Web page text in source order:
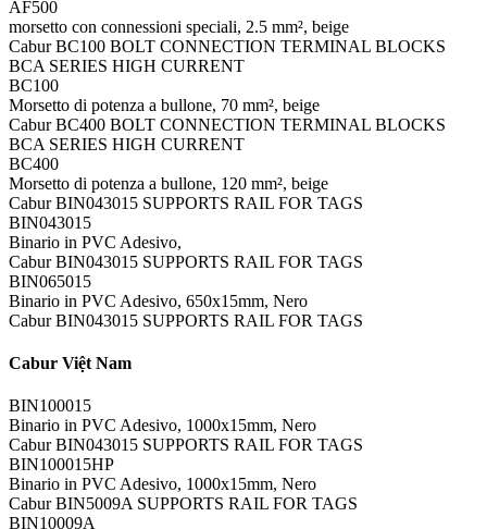
AF500
morsetto con connessioni speciali, 2.5 mm², beige
Cabur BC100 BOLT CONNECTION TERMINAL BLOCKS
BCA SERIES HIGH CURRENT
BC100
Morsetto di potenza a bullone, 70 mm², beige
Cabur BC400 BOLT CONNECTION TERMINAL BLOCKS
BCA SERIES HIGH CURRENT
BC400
Morsetto di potenza a bullone, 120 mm², beige
Cabur BIN043015 SUPPORTS RAIL FOR TAGS
BIN043015
Binario in PVC Adesivo,
Cabur BIN043015 SUPPORTS RAIL FOR TAGS
BIN065015
Binario in PVC Adesivo, 650x15mm, Nero
Cabur BIN043015 SUPPORTS RAIL FOR TAGS
Cabur Việt Nam
BIN100015
Binario in PVC Adesivo, 1000x15mm, Nero
Cabur BIN043015 SUPPORTS RAIL FOR TAGS
BIN100015HP
Binario in PVC Adesivo, 1000x15mm, Nero
Cabur BIN5009A SUPPORTS RAIL FOR TAGS
BIN10009A